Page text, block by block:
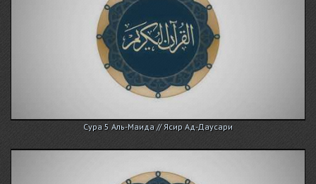
Сура 5 Аль-Маида // Ясир Ад-Даусари